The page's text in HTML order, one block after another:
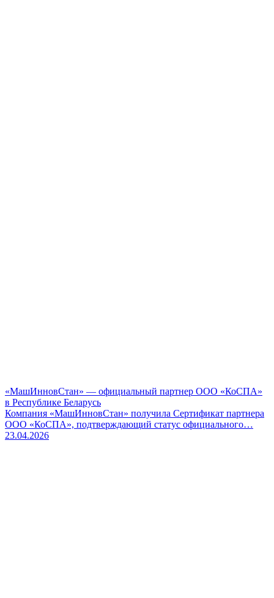
«МашИнновСтан» — официальный партнер ООО «КоСПА»
в Республике Беларусь
Компания «МашИнновСтан» получила Сертификат партнера
ООО «КоСПА», подтверждающий статус официального…
23.04.2026